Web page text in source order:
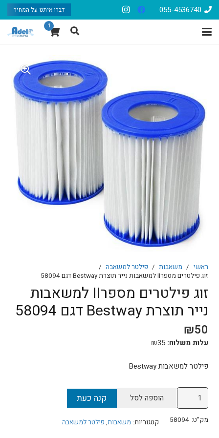
055-4536740 דברו איתנו על המחיר
1
ראשי / משאבות / פילטר למשאבה /
זוג פילטרים מספרII למשאבות נייר תוצרת Bestway דגם 58094
זוג פילטרים מספרII למשאבות
נייר תוצרת Bestway דגם 58094
₪50
עלות משלוח: ₪35
פילטר למשאבות Bestway
כמות
של
זוג
הוספה לסל קנה כעת
מק"ט: 58094 קטגוריות: משאבות, פילטר למשאבה